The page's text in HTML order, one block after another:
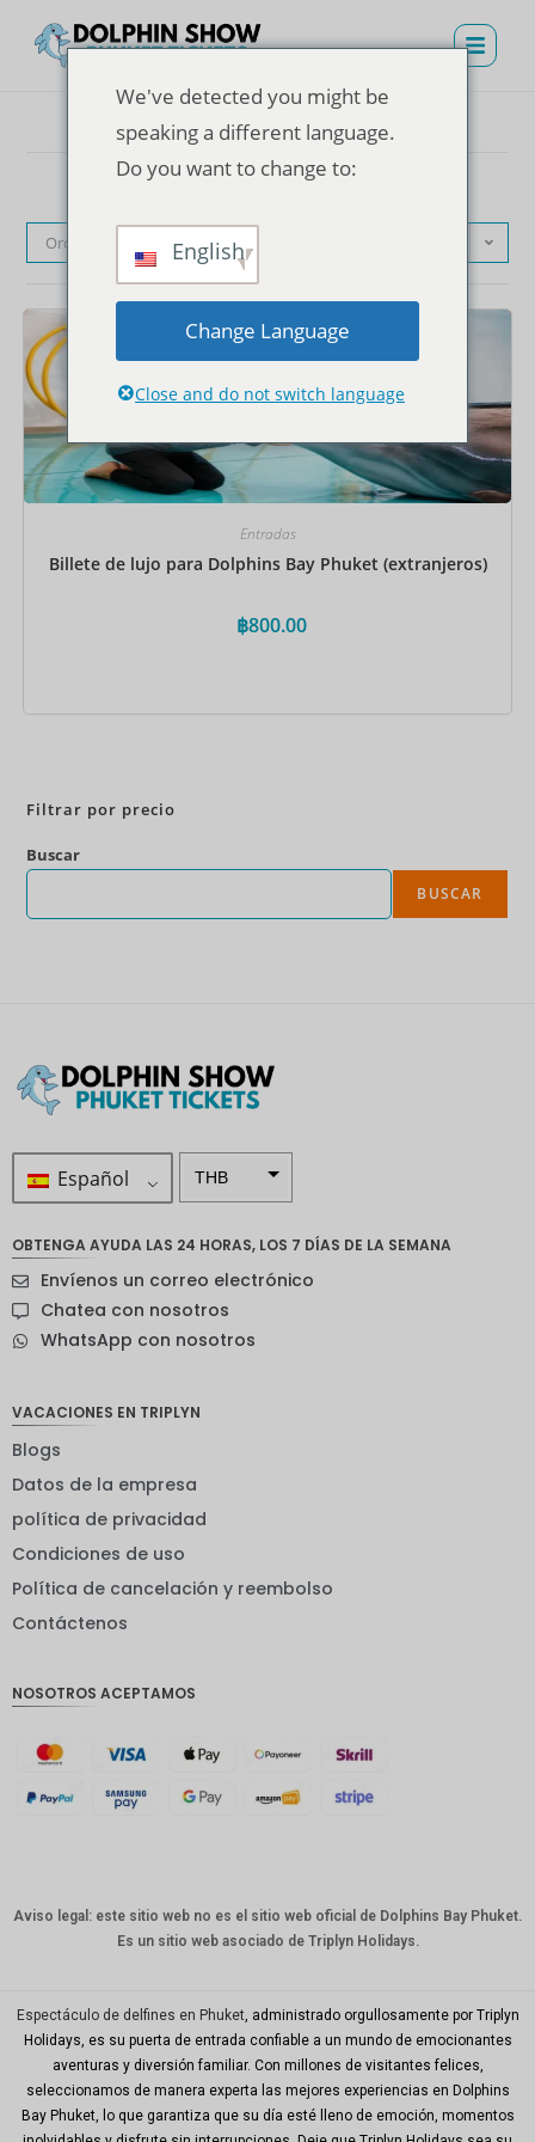
Orden predeterminado
Entradas
Billete de lujo para Dolphins Bay Phuket (extranjeros)
฿800.00
Filtrar por precio
Buscar
BUSCAR
Español THB
sueca
neozelan
Corona
EUR
IDR
franco
suizo
CANALL
no
Won
Año
Nuevo
Día
Mundial
del Golfo
OBTENGA AYUDA LAS 24 HORAS, LOS 7 DÍAS DE LA SEMANA
Envíenos un correo electrónico
Chatea con nosotros
WhatsApp con nosotros
VACACIONES EN TRIPLYN
Blogs
Datos de la empresa
política de privacidad
Condiciones de uso
Política de cancelación y reembolso
Contáctenos
NOSOTROS ACEPTAMOS
Aviso legal: este sitio web no es el sitio web oficial de Dolphins Bay Phuket.
Es un sitio web asociado de Triplyn Holidays.
Espectáculo de delfines en Phuket , administrado orgullosamente por Triplyn
Holidays, es su puerta de entrada confiable a un mundo de emocionantes
aventuras y diversión familiar. Con millones de visitantes felices,
seleccionamos de manera experta las mejores experiencias en Dolphins
Bay Phuket, lo que garantiza que su día esté lleno de emoción, momentos
We've detected you might be
speaking a different language.
Do you want to change to:
English
Change Language
Close and do not switch language